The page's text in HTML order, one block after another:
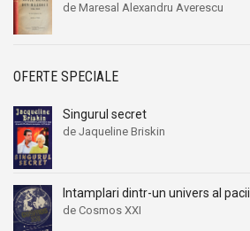
de Maresal Alexandru Averescu
OFERTE SPECIALE
Singurul secret
de Jaqueline Briskin
Intamplari dintr-un univers al pacii
de Cosmos XXI